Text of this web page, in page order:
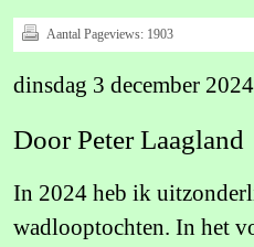
Aantal Pageviews: 1903
dinsdag 3 december
Door Peter Laagland
In 2024 heb ik
wadlooptochten. In het